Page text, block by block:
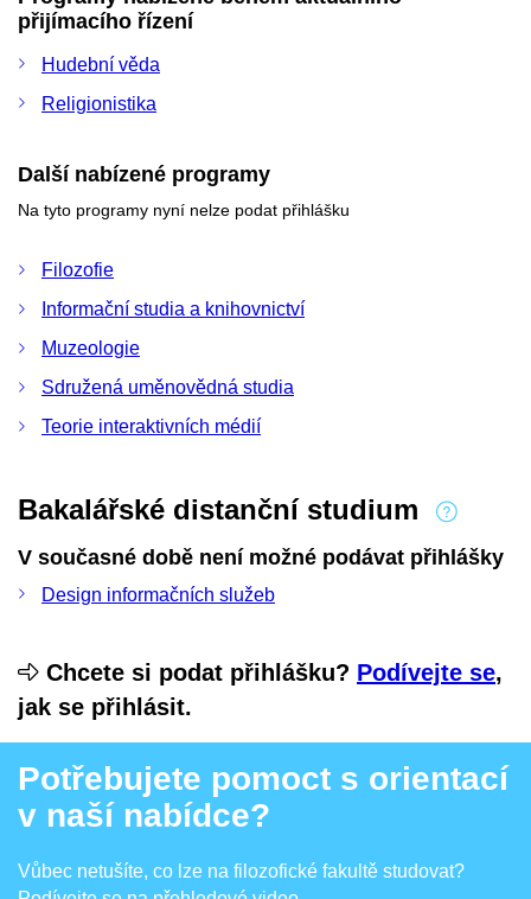
přijímacího řízení
Hudební věda
Religionistika
Další nabízené programy
Na tyto programy nyní nelze podat přihlášku
Filozofie
Informační studia a knihovnictví
Muzeologie
Sdružená uměnovědná studia
Teorie interaktivních médií
Bakalářské distanční studium
V současné době není možné podávat přihlášky
Design informačních služeb
Chcete si podat přihlášku? Podívejte se,
jak se přihlásit.
Potřebujete pomoct s orientací
v naší nabídce?
Vůbec netušíte, co lze na filozofické fakultě studovat?